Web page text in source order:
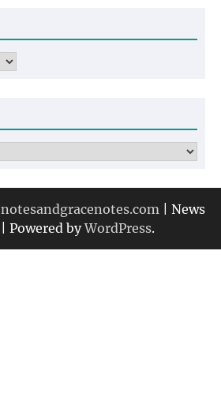
notesandgracenotes.com | News
| Powered byWordPress.